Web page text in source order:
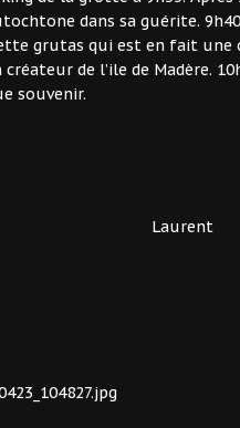
dans sa guérite.
grutas qui est en fait une
de l’ile de Madère.
souvenir.